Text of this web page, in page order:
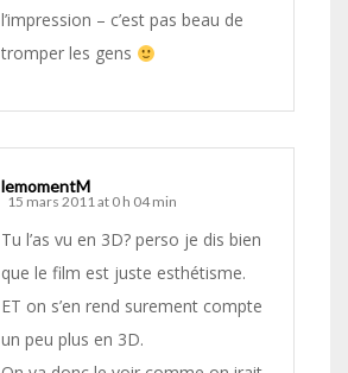
l’impression – c’est pas beau de
tromper les gens
lemomentM
15 mars 2011 at 0 h 04 min
Tu l’as vu en 3D? perso je dis bien
que le film est juste esthétisme.
ET on s’en rend surement compte
un peu plus en 3D.